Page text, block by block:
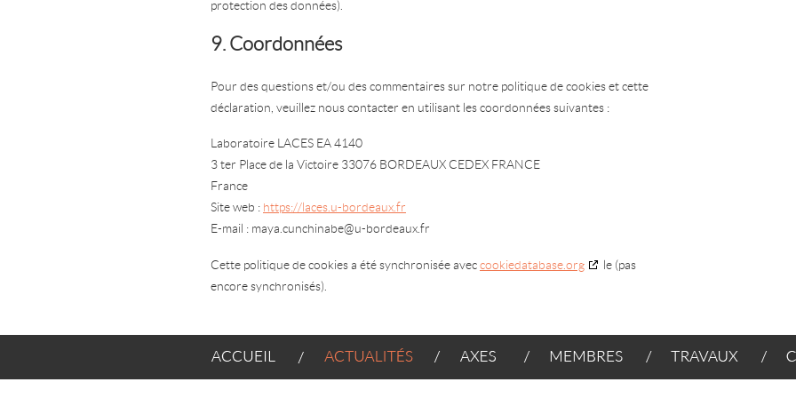
protection des données).
9. Coordonnées
Pour des questions et/ou des commentaires sur notre politique de cookies et cette
déclaration, veuillez nous contacter en utilisant les coordonnées suivantes :
Laboratoire LACES EA 4140
3 ter Place de la Victoire 33076 BORDEAUX CEDEX FRANCE
France
Site web : https://laces.u-bordeaux.fr
E-mail : maya.cunchinabe@u-bordeaux.fr
Cette politique de cookies a été synchronisée aveccookiedatabase.org
le (pas
encore synchronisés).